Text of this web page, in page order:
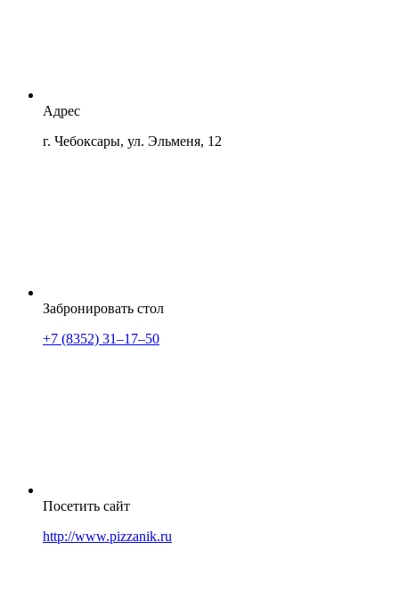
Адрес
г. Чебоксары, ул. Эльменя, 12
Забронировать стол
+7 (8352) 31‒17‒50
Посетить сайт
http://www.pizzanik.ru